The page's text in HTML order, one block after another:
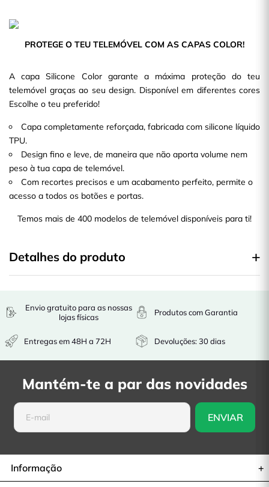
PROTEGE O TEU TELEMÓVEL COM AS CAPAS COLOR!
A capa Silicone Color garante a máxima proteção do teu
telemóvel graças ao seu design. Disponível em diferentes cores
Escolhe o teu preferido!
Capa completamente reforçada, fabricada com silicone líquido
TPU.
Design fino e leve, de maneira que não aporta volume nem
peso à tua capa de telemóvel.
Com recortes precisos e um acabamento perfeito, permite o
acesso a todos os botões e portas.
Temos mais de 400 modelos de telemóvel disponíveis para ti!
Detalhes do produto
Envio gratuito para as nossas
lojas físicas
Entregas em 48H a 72H
Produtos com Garantia
Devoluções: 30 dias
Mantém-te a par das novidades
Informação